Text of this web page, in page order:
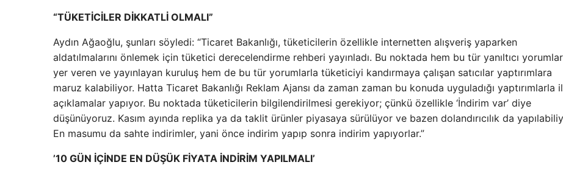
“TÜKETİCİLER DİKKATLİ OLMALI”
Aydın Ağaoğlu, şunları söyledi: “Ticaret Bakanlığı, tüketicilerin özellikle internetten alışveriş yaparken
aldatılmalarını önlemek için tüketici derecelendirme rehberi yayınladı. Bu noktada hem bu tür yanıltıcı
yer veren ve yayınlayan kuruluş hem de bu tür yorumlarla tüketiciyi kandırmaya çalışan satıcılar yaptırımlara
maruz kalabiliyor. Hatta Ticaret Bakanlığı Reklam Ajansı da zaman zaman bu konuda uyguladığı yaptırımlarla
açıklamalar yapıyor. Bu noktada tüketicilerin bilgilendirilmesi gerekiyor; çünkü özellikle ‘İndirim var’ diye
düşünüyoruz. Kasım ayında replika ya da taklit ürünler piyasaya sürülüyor ve bazen dolandırıcılık da
En masumu da sahte indirimler, yani önce indirim yapıp sonra indirim yapıyorlar.”
’10 GÜN İÇİNDE EN DÜŞÜK FİYATA İNDİRİM YAPILMALI’